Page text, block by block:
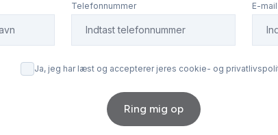
Telefonnummer E-mail
Ja, jeg har læst og accepterer jeres cookie- og
Ring mig op